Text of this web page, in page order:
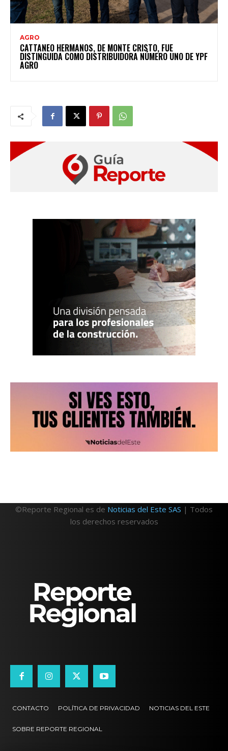
AGRO
CATTANEO HERMANOS, DE MONTE CRISTO, FUE
DISTINGUIDA COMO DISTRIBUIDORA NÚMERO UNO DE YPF
AGRO
©Reporte Regional es de Noticias del Este SAS | Todos
los derechos reservados
CONTACTO POLÍTICA DE PRIVACIDAD NOTICIAS DEL ESTE
SOBRE REPORTE REGIONAL